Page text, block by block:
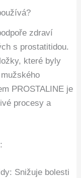
zdraví
s prostatitidou.
které byly
PROSTALINE je
procesy a
Snižuje bolesti